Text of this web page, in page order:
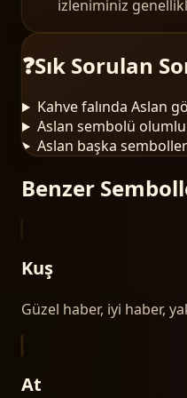
izleniminiz
❓Sık Sorulan
Kahve falında Aslan
Aslan sembolü
Aslan başka
Benzer
Kuş
Güzel haber, iyi haber,
At